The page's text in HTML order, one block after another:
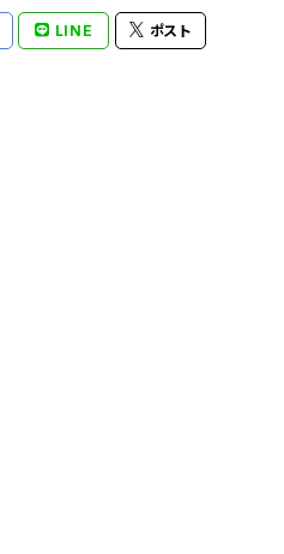
LINE ポスト